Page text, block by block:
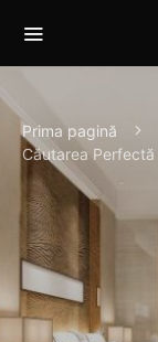
Prima pagină
Căutarea Perfectă